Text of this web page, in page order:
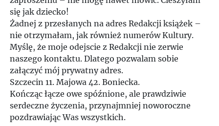
się jak dziecko!
Żadnej z przesłanych na adres Redakcji książek –
nie otrzymałam, jak również numerów Kultury.
Myślę, że moje odejscie z Redakcji nie zerwie
naszego kontaktu. Dlatego pozwalam sobie
załączyć mój prywatny adres.
Szczecin 11. Majowa 42. Boniecka.
Kończąc łącze owe spóźnione, ale prawdziwie
serdeczne życzenia, przynajmniej noworoczne
pozdrawiając Was wszystkich.